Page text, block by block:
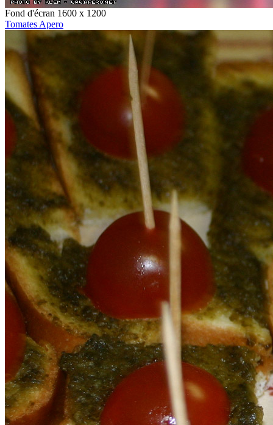
Fond d'écran 1600 x 1200
Tomates Apero